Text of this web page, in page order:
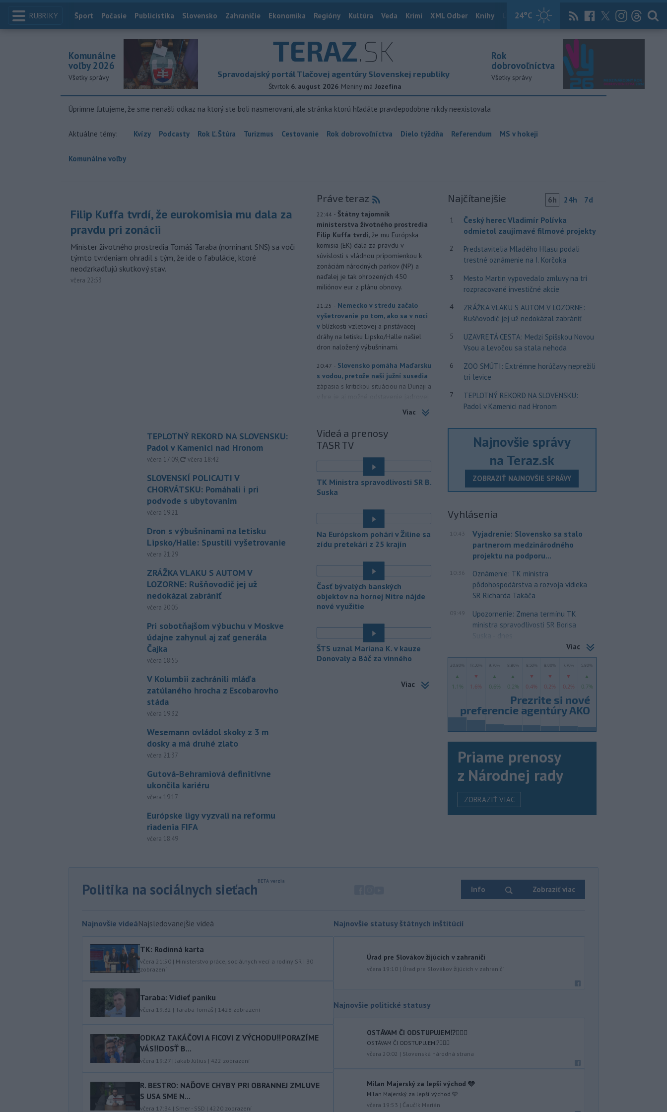
RUBRIKY 24°C
Index
Šport Počasie Publicistika Slovensko Zahraničie Ekonomika Regióny Kultúra Veda Krimi XML Odber Knihy Útulkovo Magazín News Now Archív
TERAZ.SK
Spravodajský portál Tlačovej agentúry Slovenskej republiky
Štvrtok 6. august 2026 Meniny má Jozefína
Komunálne
voľby 2026
Všetky správy
Rok
dobrovoľníctva
Všetky správy
Úprimne ľutujeme, že sme nenašli odkaz na ktorý ste boli nasmerovaní, ale stránka ktorú hľadáte pravdepodobne nikdy neexistovala
Aktuálne témy: Kvízy Podcasty Rok Ľ.Štúra Turizmus Cestovanie Rok dobrovoľníctva Dielo týždňa Referendum MS v hokeji
Komunálne voľby
Filip Kuffa tvrdí, že eurokomisia mu dala za
pravdu pri zonácii
Minister životného prostredia Tomáš Taraba (nominant SNS) sa voči
týmto tvrdeniam ohradil s tým, že ide o fabulácie, ktoré
neodzrkadľujú skutkový stav.
včera 22:53
TEPLOTNÝ REKORD NA SLOVENSKU:
Padol v Kamenici nad Hronom
včera 17:09, aktualizované
včera 18:42
SLOVENSKÍ POLICAJTI V
CHORVÁTSKU: Pomáhali i pri
podvode s ubytovaním
včera 19:21
Dron s výbušninami na letisku
Lipsko/Halle: Spustili vyšetrovanie
včera 21:29
ZRÁŽKA VLAKU S AUTOM V
LOZORNE: Rušňovodič jej už
nedokázal zabrániť
včera 20:05
Pri sobotňajšom výbuchu v Moskve
údajne zahynul aj zať generála
Čajka
včera 18:55
V Kolumbii zachránili mláďa
zatúlaného hrocha z Escobarovho
stáda
včera 19:32
Wesemann ovládol skoky z 3 m
dosky a má druhé zlato
včera 21:37
Gutová-Behramiová definitívne
ukončila kariéru
včera 19:17
Európske ligy vyzvali na reformu
riadenia FIFA
včera 18:49
Práve teraz
22:44 - Štátny tajomník
ministerstva životného prostredia
Filip Kuffa tvrdí, že mu Európska
komisia (EK) dala za pravdu v
súvislosti s vládnou pripomienkou k
zonáciám národných parkov (NP) a
naďalej je tak ohrozených 450
miliónov eur z plánu obnovy.
21:25 - Nemecko v stredu začalo
vyšetrovanie po tom, ako sa v noci
v blízkosti vzletovej a pristávacej
dráhy na letisku Lipsko/Halle našiel
dron naložený výbušninami.
20:47 - Slovensko pomáha Maďarsku
s vodou, pretože naši južní susedia
zápasia s kritickou situáciou na Dunaji a
objavila ďalší podzemný tunel,
ktorý mal
slúžiť na nelegálne
prevádzanie migrantov z Bieloruska
na územie tohto členského štátu
Európskej únie.
20:08 - Ruská dezinformačná
kandidáta, bývalého
centristického premiéra Attala. Ako
informovala agentúra AFP, odhalil ju
vládny úrad Viginum a s „vysokou
dezinformačnej sieti s názvom
Matrioška.
20:02 - Na jednokoľajovom
železničnom priecestí v Lozorne
nákladného vlaku s osobným
motorovým vozidlom.
19:29 - Úrady v severovýchodnej
rieky ho našli rybári so známkami
Revolučné gardy (IRGC).
okresy na západnom a južnom
Slovensku a niektoré okresy v strede
výstrahy tretieho stupňa pred
Izraelská armáda v stredu
vykonala raziu v palestínskom
tábore Kalandijá
obávajú vysťahovania.
Na severnom výbežku
Viac
Videá a prenosy
TASR TV
TK Ministra spravodlivosti SR B.
Suska
Na Európskom pohári v Žiline sa
zídu pretekári z 25 krajín
Časť bývalých banských
objektov na hornej Nitre nájde
nové využitie
ŠTS uznal Mariana K. v kauze
Donovaly a Báč za vinného
Viac
Najčítanejšie 6h 24h 7d
1
Český herec Vladimír Polívka
odmietol zaujímavé filmové projekty
2
Predstavitelia Mladého Hlasu podali
trestné oznámenie na I. Korčoka
3
Mesto Martin vypovedalo zmluvy na tri
rozpracované investičné akcie
4
ZRÁŽKA VLAKU S AUTOM V LOZORNE:
Rušňovodič jej už nedokázal zabrániť
5
UZAVRETÁ CESTA: Medzi Spišskou Novou
Vsou a Levočou sa stala nehoda
6
ZOO SMÚTI: Extrémne horúčavy neprežili
tri levice
7
TEPLOTNÝ REKORD NA SLOVENSKU:
Padol v Kamenici nad Hronom
Najnovšie správy
na Teraz.sk
ZOBRAZIŤ NAJNOVŠIE SPRÁVY
Vyhlásenia
10:43
Vyjadrenie: Slovensko sa stalo
partnerom medzinárodného
projektu na podporu...
10:36
Oznámenie: TK ministra
pôdohospodárstva a rozvoja vidieka
SR Richarda Takáča
09:49
Upozornenie: Zmena termínu TK
ministra spravodlivosti SR Borisa
Suska - dnes
Viac
Priame prenosy
z Národnej rady
ZOBRAZIŤ VIAC
Politika na sociálnych sieťach Info Zobraziť viac
Najnovšie videáNajsledovanejšie videá
TK: Rodinná karta
včera 21:50 | Ministerstvo práce, sociálnych vecí a rodiny SR | 30
zobrazení
Taraba: Vidieť paniku
včera 19:32 | Taraba Tomáš | 1428 zobrazení
ODKAZ TAKÁČOVI A FICOVI Z VÝCHODU‼️PORAZÍME
VÁS‼️DOSŤ B...
včera 19:27 |Jakab Július | 422 zobrazení
R. BESTRO: NAĎOVE CHYBY PRI OBRANNEJ ZMLUVE
S USA SME N...
včera 17:34 | Smer - SSD | 4220 zobrazení
Najnovšie statusy štátnych inštitúcií
Úrad pre Slovákov žijúcich v zahraničí
včera 19:10 | Úrad pre Slovákov žijúcich v zahraničí
Najnovšie politické statusy
OSTÁVAM ČI ODSTUPUJEM⁉️🤷🏻‍♂️
OSTÁVAM ČI ODSTUPUJEM⁉️🤷🏻‍♂️
včera 20:02 | Slovenská národná strana
Milan Majerský za lepší východ 🩵
Milan Majerský za lepší východ 🩵
včera 19:53 | Čaučík Marián